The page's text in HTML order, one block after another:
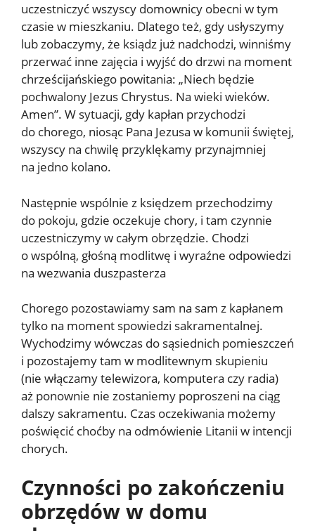
uczestniczyć wszyscy domownicy obecni w tym
czasie w mieszkaniu. Dlatego też, gdy usłyszymy
lub zobaczymy, że ksiądz już nadchodzi, winniśmy
przerwać inne zajęcia i wyjść do drzwi na moment
chrześcijańskiego powitania: „Niech będzie
pochwalony Jezus Chrystus. Na wieki wieków.
Amen”. W sytuacji, gdy kapłan przychodzi
do chorego, niosąc Pana Jezusa w komunii świętej,
wszyscy na chwilę przyklękamy przynajmniej
na jedno kolano.
Następnie wspólnie z księdzem przechodzimy
do pokoju, gdzie oczekuje chory, i tam czynnie
uczestniczymy w całym obrzędzie. Chodzi
o wspólną, głośną modlitwę i wyraźne odpowiedzi
na wezwania duszpasterza
Chorego pozostawiamy sam na sam z kapłanem
tylko na moment spowiedzi sakramentalnej.
Wychodzimy wówczas do sąsiednich pomieszczeń
i pozostajemy tam w modlitewnym skupieniu
(nie włączamy telewizora, komputera czy radia)
aż ponownie nie zostaniemy poproszeni na ciąg
dalszy sakramentu. Czas oczekiwania możemy
poświęcić choćby na odmówienie Litanii w intencji
chorych.
Czynności po zakończeniu
obrzędów w domu